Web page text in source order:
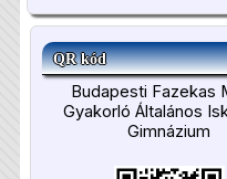
QR kód
Budapesti Fazekas
Gyakorló Általános
Gimnázium